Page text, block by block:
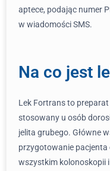
aptece, podając numer
w wiadomości SMS.
Na co jest
Lek Fortrans to
stosowany u osób
jelita grubego. Główne
przygotowanie
wszystkim kolonoskopii